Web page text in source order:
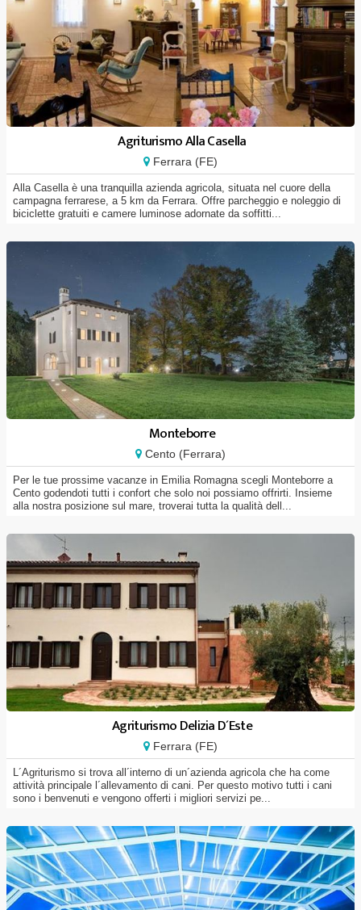
Agriturismo Alla Casella
Ferrara (FE)
Alla Casella è una tranquilla azienda agricola, situata nel cuore della
campagna ferrarese, a 5 km da Ferrara. Offre parcheggio e noleggio di
biciclette gratuiti e camere luminose adornate da soffitti...
Monteborre
Cento (Ferrara)
Per le tue prossime vacanze in Emilia Romagna scegli Monteborre a
Cento godendoti tutti i confort che solo noi possiamo offrirti. Insieme
alla nostra posizione sul mare, troverai tutta la qualità dell...
Agriturismo Delizia D´Este
Ferrara (FE)
L´Agriturismo si trova all´interno di un´azienda agricola che ha come
attività principale l´allevamento di cani. Per questo motivo tutti i cani
sono i benvenuti e vengono offerti i migliori servizi pe...